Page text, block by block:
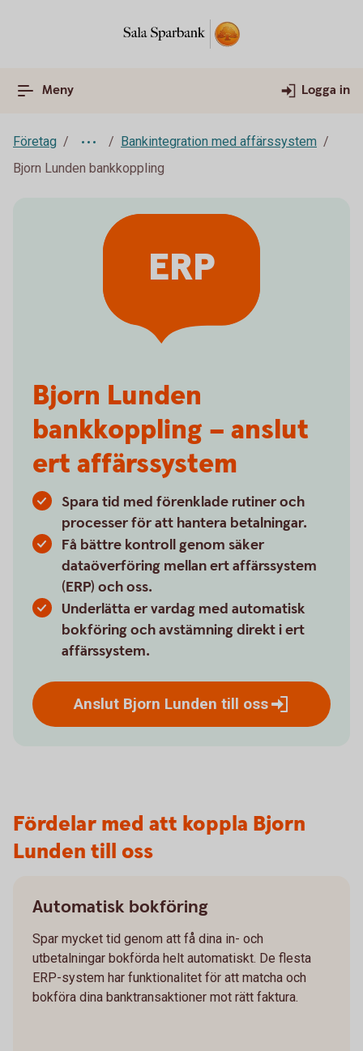
Meny Logga in
Företag
Bankintegration med affärssystem
Bjorn Lunden bankkoppling
Bjorn Lunden
bankkoppling – anslut
ert affärssystem
Spara tid med förenklade rutiner och
processer för att hantera betalningar.
Få bättre kontroll genom säker
dataöverföring mellan ert affärssystem
(ERP) och oss.
Underlätta er vardag med automatisk
bokföring och avstämning direkt i ert
affärssystem.
Anslut Bjorn Lunden till oss
ERP
Fördelar med att koppla Bjorn
Lunden till oss
Automatisk bokföring
Spar mycket tid genom att få dina in- och
utbetalningar bokförda helt automatiskt. De flesta
ERP-system har funktionalitet för att matcha och
bokföra dina banktransaktioner mot rätt faktura.